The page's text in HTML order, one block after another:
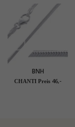
BNH
Schlangenhalskette
CHANTI Preis 46,-